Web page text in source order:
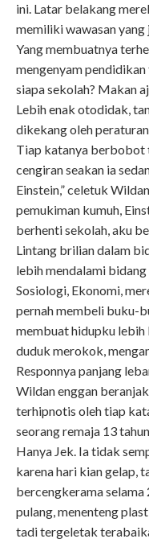
ini. Latar belakang
memiliki wawasan
Yang membuatnya
mengenyam
siapa sekolah? Makan
Lebih enak otodidak,
dikekang oleh
Tiap katanya berbobot
cengiran seakan ia
Einstein,” celetuk
pemukiman kumuh,
berhenti sekolah, aku
Lintang brilian dalam
lebih mendalami
Sosiologi, Ekonomi,
pernah membeli buku-
membuat hidupku
duduk merokok,
Responnya panjang
Wildan enggan
terhipnotis oleh tiap
seorang remaja 13
Hanya Jek. Ia tidak
karena hari kian gelap,
bercengkerama selama
pulang, menenteng
tadi tergeletak